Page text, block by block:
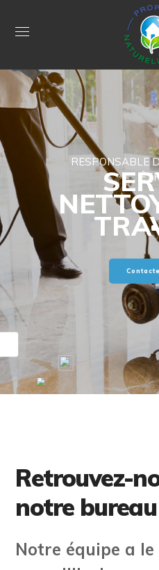
Retrouvez-
notre
Notre équipe a